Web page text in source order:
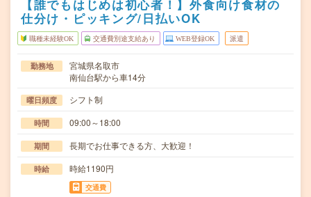
【誰でもはじめは初心者！】外食向け食材の
仕分け・ピッキング/日払いOK
職種未経験OK 交通費別途支給あり WEB登録OK 派遣
勤務地
宮城県名取市
南仙台駅から車14分
曜日頻度 シフト制
時間 09:00～18:00
期間 長期でお仕事できる方、大歓迎！
時給 時給1190円
交通費